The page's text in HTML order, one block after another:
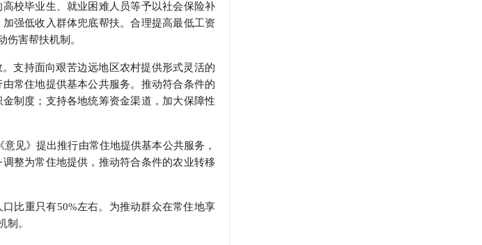
校毕业生、就业困难人员等予以社会保险补
强低收入群体兜底帮扶。合理提高最低工资
害帮扶机制。
支持面向艰苦边远地区农村提供形式灵活的
常住地提供基本公共服务。推动符合条件的
制度；支持各地统筹资金渠道，加大保障性
见》提出推行由常住地提供基本公共服务，
整为常住地提供，推动符合条件的农业转移
比重只有50%左右。为推动群众在常住地享
制。